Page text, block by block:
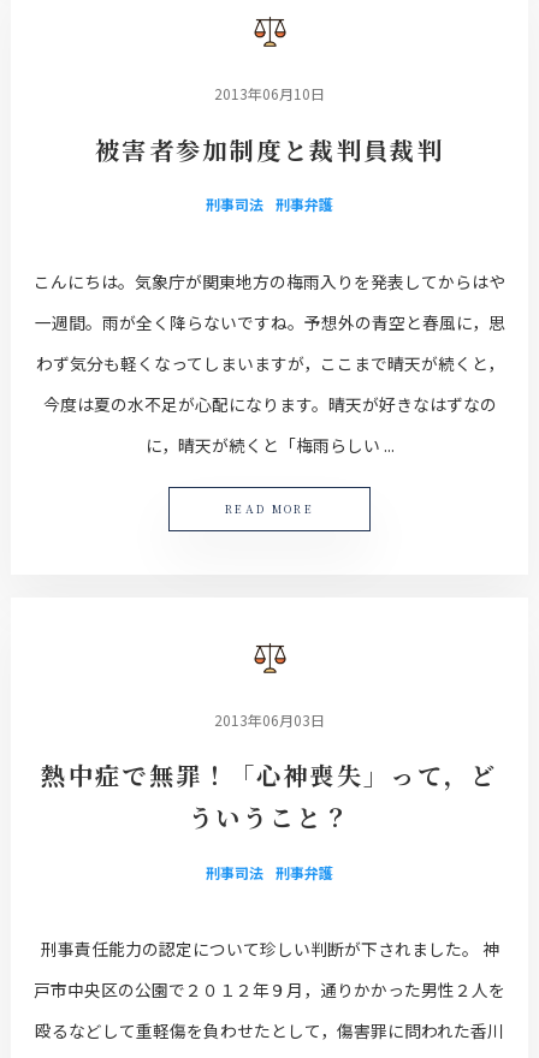
2013年06月10日
被害者参加制度と裁判員裁判
刑事司法 刑事弁護
こんにちは。気象庁が関東地方の梅雨入りを発表してからはや
一週間。雨が全く降らないですね。予想外の青空と春風に，思
わず気分も軽くなってしまいますが，ここまで晴天が続くと，
今度は夏の水不足が心配になります。晴天が好きなはずなの
に，晴天が続くと「梅雨らしい ...
READ MORE
2013年06月03日
熱中症で無罪！「心神喪失」って，ど
ういうこと？
刑事司法 刑事弁護
刑事責任能力の認定について珍しい判断が下されました。 神
戸市中央区の公園で２０１２年９月，通りかかった男性２人を
殴るなどして重軽傷を負わせたとして，傷害罪に問われた香川